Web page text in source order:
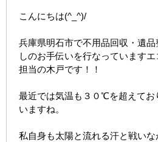
こんにちは(^_^)/
兵庫県明石市で不用品回収・遺
しのお手伝いを行なっています
担当の木戸です！！
最近では気温も３０℃を超えてお
いますね。
私自身も太陽と流れる汗と戦い